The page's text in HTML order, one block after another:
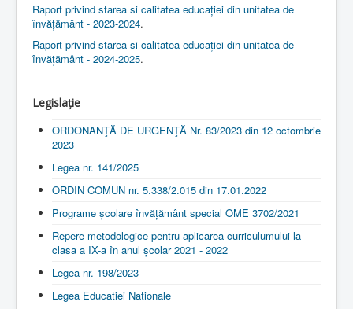
Raport privind starea si calitatea educației din unitatea de
învățământ - 2023-2024.
Raport privind starea si calitatea educației din unitatea de
învățământ - 2024-2025.
Legislație
ORDONANŢĂ DE URGENŢĂ Nr. 83/2023 din 12 octombrie
2023
Legea nr. 141/2025
ORDIN COMUN nr. 5.338/2.015 din 17.01.2022
Programe școlare învățământ special OME 3702/2021
Repere metodologice pentru aplicarea curriculumului la
clasa a IX-a în anul școlar 2021 - 2022
Legea nr. 198/2023
Legea Educatiei Nationale